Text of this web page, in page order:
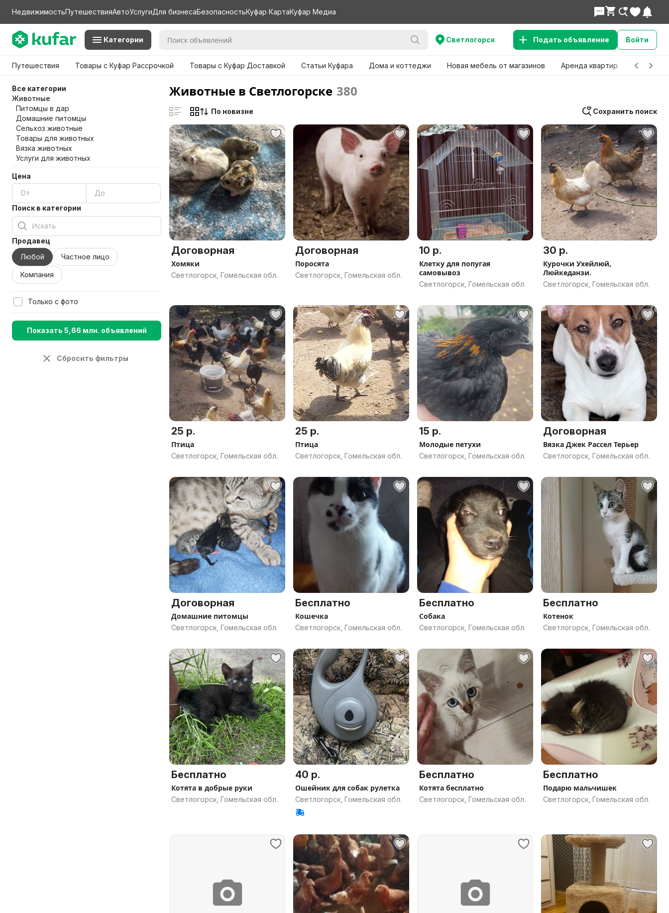
НедвижимостьПутешествияАвтоУслугиДля бизнесаБезопасностьКуфар КартаКуфар Медиа
Категории Светлогорск Подать объявление Войти
Путешествия Товары с Куфар Рассрочкой Товары с Куфар Доставкой Статьи Куфара Дома и коттеджи Новая мебель от магазинов Аренда квартир Детские
Все категории
Животные
Питомцы в дар
Домашние питомцы
Сельхоз животные
Товары для животных
Вязка животных
Услуги для животных
Цена
Поиск в категории
Продавец
Любой
Частное лицо
Компания
Только с фото
Показать 5,66 млн. объявлений
Сбросить фильтры
Животные в Светлогорске 380
Сохранить поиск
По новизне
Договорная
Хомяки
Светлогорск, Гомельская обл.
Договорная
Поросята
Светлогорск, Гомельская обл.
10 р.
Клетку для попугая
самовывоз
Светлогорск, Гомельская обл.
30 р.
Курочки Ухейлюй,
Люйкеданзи.
Светлогорск, Гомельская обл.
25 р.
Птица
Светлогорск, Гомельская обл.
25 р.
Птица
Светлогорск, Гомельская обл.
15 р.
Молодые петухи
Светлогорск, Гомельская обл.
Договорная
Вязка Джек Рассел Терьер
Светлогорск, Гомельская обл.
Договорная
Домашние питомцы
Светлогорск, Гомельская обл.
Бесплатно
Кошечка
Светлогорск, Гомельская обл.
Бесплатно
Собака
Светлогорск, Гомельская обл.
Бесплатно
Котенок
Светлогорск, Гомельская обл.
Бесплатно
Котята в добрые руки
Светлогорск, Гомельская обл.
40 р.
Ошейник для собак рулетка
Светлогорск, Гомельская обл.
Бесплатно
Котята бесплатно
Светлогорск, Гомельская обл.
Бесплатно
Подарю мальчишек
Светлогорск, Гомельская обл.